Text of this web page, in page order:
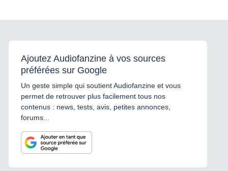
Ajoutez Audiofanzine à vos sources
préférées sur Google
Un geste simple qui soutient Audiofanzine et vous
permet de retrouver plus facilement tous nos
contenus : news, tests, avis, petites annonces,
forums...